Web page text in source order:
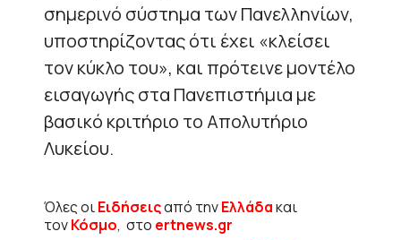
σημερινό σύστημα των Πανελληνίων,
υποστηρίζοντας ότι έχει «κλείσει
τον κύκλο του», και πρότεινε μοντέλο
εισαγωγής στα Πανεπιστήμια με
βασικό κριτήριο το Απολυτήριο
Λυκείου.
Όλες οιΕιδήσειςαπό τηνΕλλάδακαι
τονΚόσμο, στο ertnews.gr